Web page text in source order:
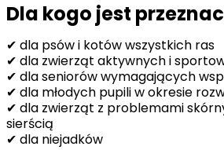
Dla kogo jest
✔ dla psów i kotów wszystkich ras
✔ dla zwierząt aktywnych i
✔ dla seniorów wymagających
✔ dla młodych pupili w okresie
✔ dla zwierząt z problemami
sierścią
✔ dla niejadków